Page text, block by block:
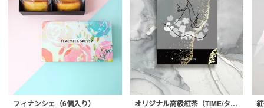
フィナンシェ（6個入り） オリジナル高級紅茶（TIME/タイム）【ギフト/プチギフト/プレゼント/内祝い/結婚式/オリジナル配合/高品質/ハーブティー/茶葉/記念日/お返し/手土産/美容/おしゃれ】